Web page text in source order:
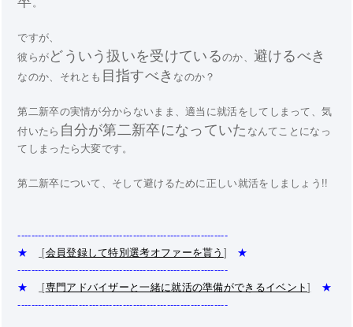
ですが、
彼らがどういう扱いを受けているのか、 避けるべき
なのか、それとも 目指すべき なのか？
第二新卒の実情が分からないまま、適当に就活をしてしまって、気
付いたら 自分が第二新卒になっていた なんてことになっ
てしまったら大変です。
第二新卒について、そして避けるために正しい就活をしましょう!!
--------------------------------------------------------------
★
[会員登録して特別選考オファーを貰う ]
★
--------------------------------------------------------------
★
[専門アドバイザーと一緒に就活の準備ができるイベント]
★
--------------------------------------------------------------